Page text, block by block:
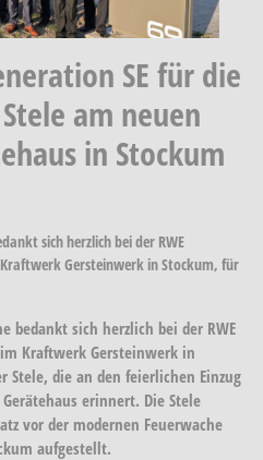
SE für die
am neuen
in Stockum
sich herzlich bei der RWE
Gersteinwerk in Stockum, für
bedankt sich herzlich bei der RWE
Kraftwerk Gersteinwerk in
Stele, die an den feierlichen Einzug
erinnert. Die Stele
vor der modernen Feuerwache
aufgestellt.